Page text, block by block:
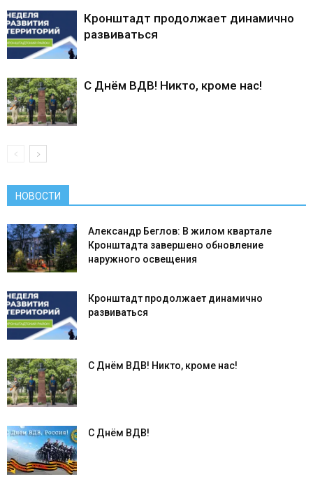
Кронштадт продолжает динамично
развиваться
С Днём ВДВ! Никто, кроме нас!
НОВОСТИ
Александр Беглов: В жилом квартале
Кронштадта завершено обновление
наружного освещения
Кронштадт продолжает динамично
развиваться
С Днём ВДВ! Никто, кроме нас!
С Днём ВДВ!